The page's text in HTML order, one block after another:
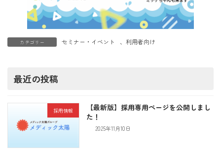
カテゴリー セミナー・イベント 、 利用者向け
最近の投稿
採用情報
【最新版】採用専用ページを公開しまし
た！
2025年11月10日